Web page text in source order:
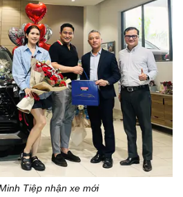
Tiệp nhận xe mới